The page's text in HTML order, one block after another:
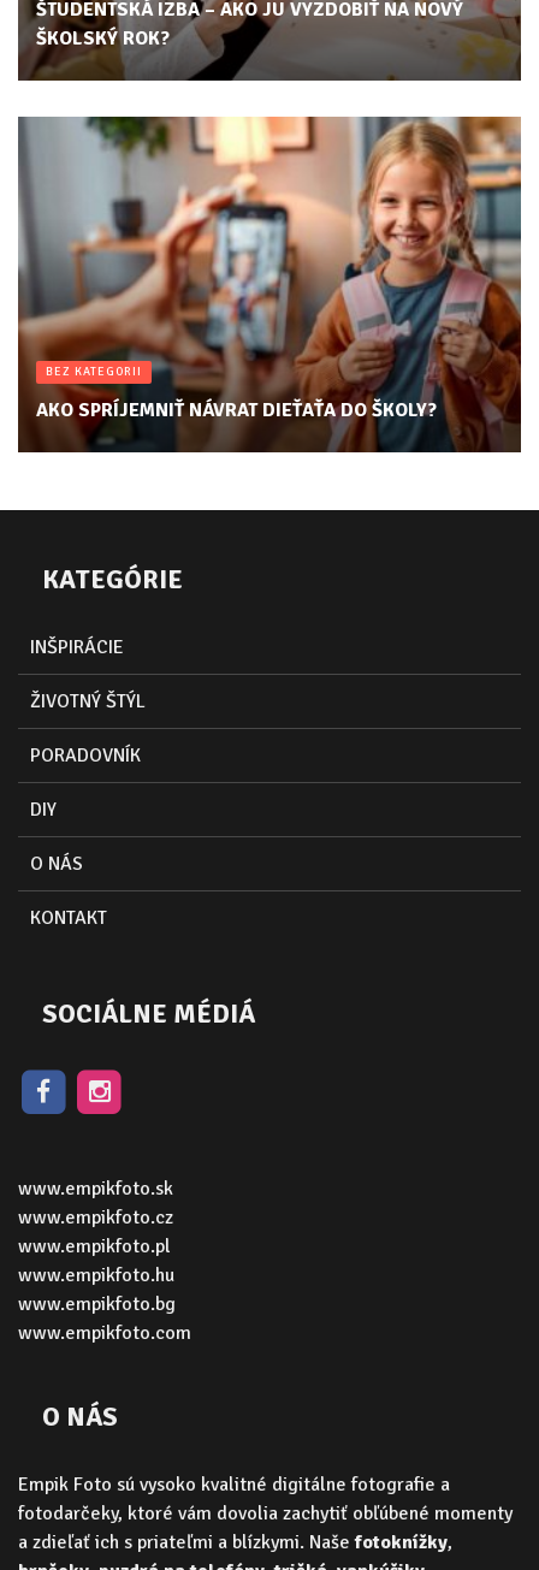
ŠTUDENTSKÁ IZBA – AKO JU VYZDOBIŤ NA NOVÝ
ŠKOLSKÝ ROK?
BEZ KATEGORII
AKO SPRÍJEMNIŤ NÁVRAT DIEŤAŤA DO ŠKOLY?
KATEGÓRIE
INŠPIRÁCIE
ŽIVOTNÝ ŠTÝL
PORADOVNÍK
DIY
O NÁS
KONTAKT
SOCIÁLNE MÉDIÁ
www.empikfoto.sk
www.empikfoto.cz
www.empikfoto.pl
www.empikfoto.hu
www.empikfoto.bg
www.empikfoto.com
O NÁS
Empik Foto sú vysoko kvalitné digitálne fotografie a
fotodarčeky, ktoré vám dovolia zachytiť obľúbené momenty
a zdieľať ich s priateľmi a blízkymi. Našefotoknížky,